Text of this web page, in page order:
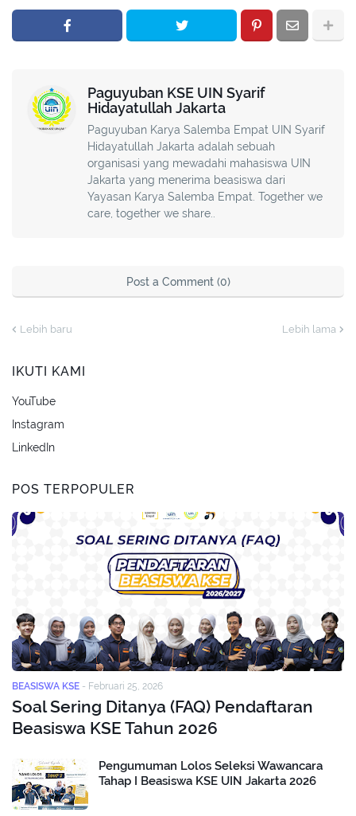
Paguyuban KSE UIN Syarif
Hidayatullah Jakarta
Paguyuban Karya Salemba Empat UIN Syarif
Hidayatullah Jakarta adalah sebuah
organisasi yang mewadahi mahasiswa UIN
Jakarta yang menerima beasiswa dari
Yayasan Karya Salemba Empat. Together we
care, together we share..
Post a Comment (0)
Lebih baru Lebih lama
IKUTI KAMI
YouTube
Instagram
LinkedIn
POS TERPOPULER
BEASISWA KSE - Februari 25, 2026
Soal Sering Ditanya (FAQ) Pendaftaran
Beasiswa KSE Tahun 2026
Pengumuman Lolos Seleksi Wawancara
Tahap I Beasiswa KSE UIN Jakarta 2026